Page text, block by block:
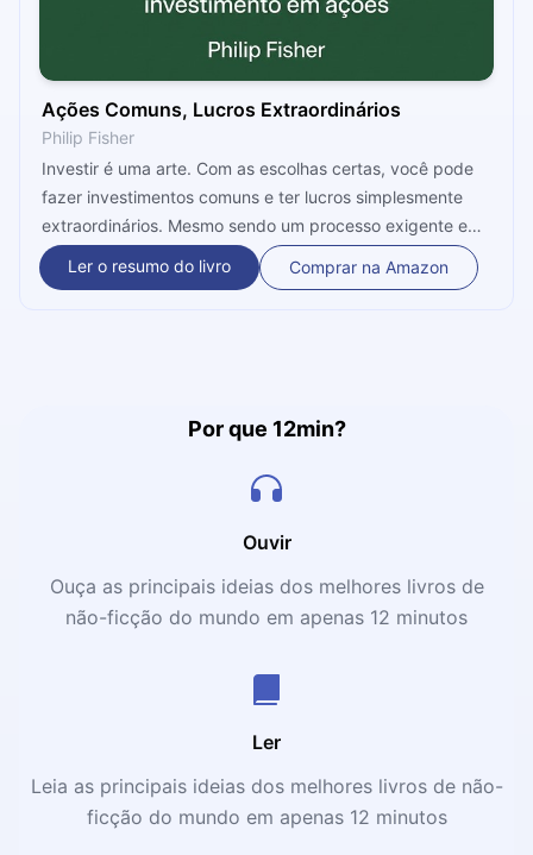
Ações Comuns, Lucros Extraordinários
Philip Fisher
Investir é uma arte. Com as escolhas certas, você pode
fazer investimentos comuns e ter lucros simplesmente
extraordinários. Mesmo sendo um processo exigente e
que demanda muito conhecimento e maturidade, o
investir está a alguns passos de você. Neste microbook
Ler o resumo do livro Comprar na Amazon
Por que 12min?
Ouvir
Ouça as principais ideias dos melhores livros de
não-ficção do mundo em apenas 12 minutos
Ler
Leia as principais ideias dos melhores livros de não-
ficção do mundo em apenas 12 minutos